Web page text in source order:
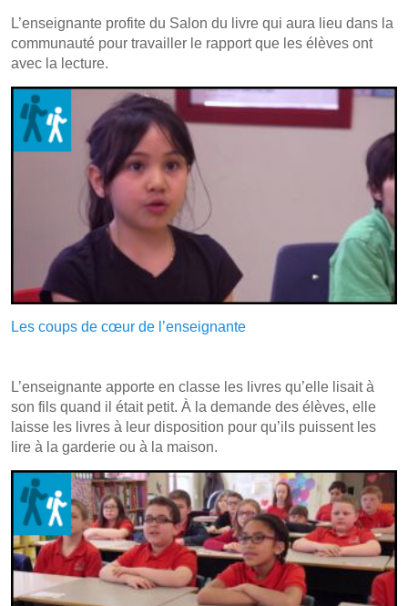
L’enseignante profite du Salon du livre qui aura lieu dans la
communauté pour travailler le rapport que les élèves ont
avec la lecture.
Les coups de cœur de l’enseignante
L’enseignante apporte en classe les livres qu’elle lisait à
son fils quand il était petit. À la demande des élèves, elle
laisse les livres à leur disposition pour qu’ils puissent les
lire à la garderie ou à la maison.